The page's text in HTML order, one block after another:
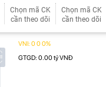
Chọn mã CK
cần theo dõi
Chọn mã CK
cần theo dõi